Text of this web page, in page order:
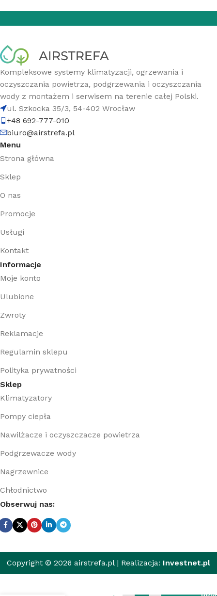
Kompleksowe systemy klimatyzacji, ogrzewania i
oczyszczania powietrza, podgrzewania i oczyszczania
wody z montażem i serwisem na terenie całej Polski.
ul. Szkocka 35/3, 54-402 Wrocław
+48 692-777-010
biuro@airstrefa.pl
Menu
Strona główna
Sklep
O nas
Promocje
Usługi
Kontakt
Informacje
Moje konto
Ulubione
Zwroty
Reklamacje
Regulamin sklepu
Polityka prywatności
Sklep
Klimatyzatory
Pompy ciepła
Nawilżacze i oczyszczacze powietrza
Podgrzewacze wody
Nagrzewnice
Chłodnictwo
Obserwuj nas:
Copyright © 2026 airstrefa.pl | Realizacja: Investnet.pl